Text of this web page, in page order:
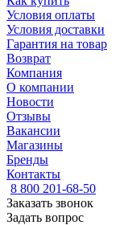
Условия оплаты
Условия доставки
Гарантия на товар
Возврат
Компания
О компании
Новости
Отзывы
Вакансии
Магазины
Бренды
Контакты
8 800 201-68-50
Заказать звонок
Задать вопрос